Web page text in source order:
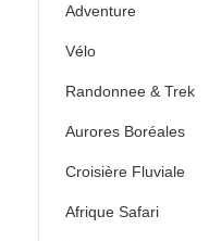
Adventure
Vélo
Randonnee & Trek
Aurores Boréales
Croisière Fluviale
Afrique Safari